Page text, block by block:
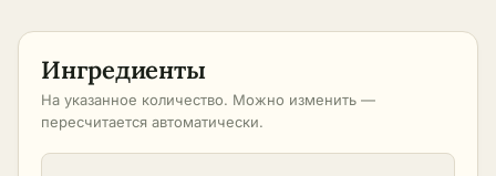
Ингредиенты
На указанное количество. Можно изменить —
пересчитается автоматически.